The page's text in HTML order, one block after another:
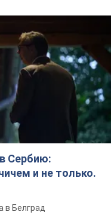
Сербию:
и не только.
в Белград